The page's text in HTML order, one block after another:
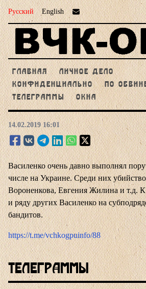
Русский English
ГЛАВНАЯ
ЛИЧНОЕ ДЕЛО
КОНФИДЕНЦИАЛЬНО
ПО
ТЕЛЕГРАММЫ
ОКНА
14.02.2019 16:01
Василенко очень давно выполнял
числе на Украине. Среди них
Вороненкова, Евгения Жилина и т.д.
и ряду других Василенко на
бандитов.
https://t.me/vchkogpuinfo/88
Телеграммы